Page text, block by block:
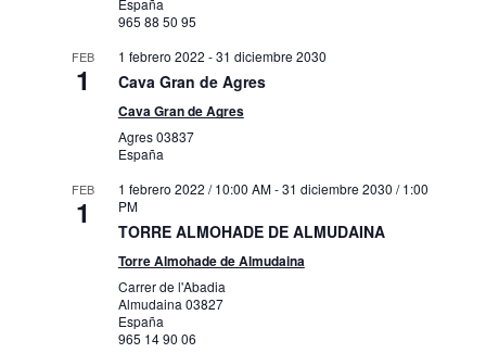
España
965 88 50 95
FEB
1
1 febrero 2022 -31 diciembre 2030
Cava Gran de Agres
Cava Gran de Agres
Agres03837
España
FEB
1
1 febrero 2022 / 10:00 AM-31 diciembre 2030 / 1:00
PM
TORRE ALMOHADE DE ALMUDAINA
Torre Almohade de Almudaina
Carrer de l'Abadia
Almudaina 03827
España
965 14 90 06